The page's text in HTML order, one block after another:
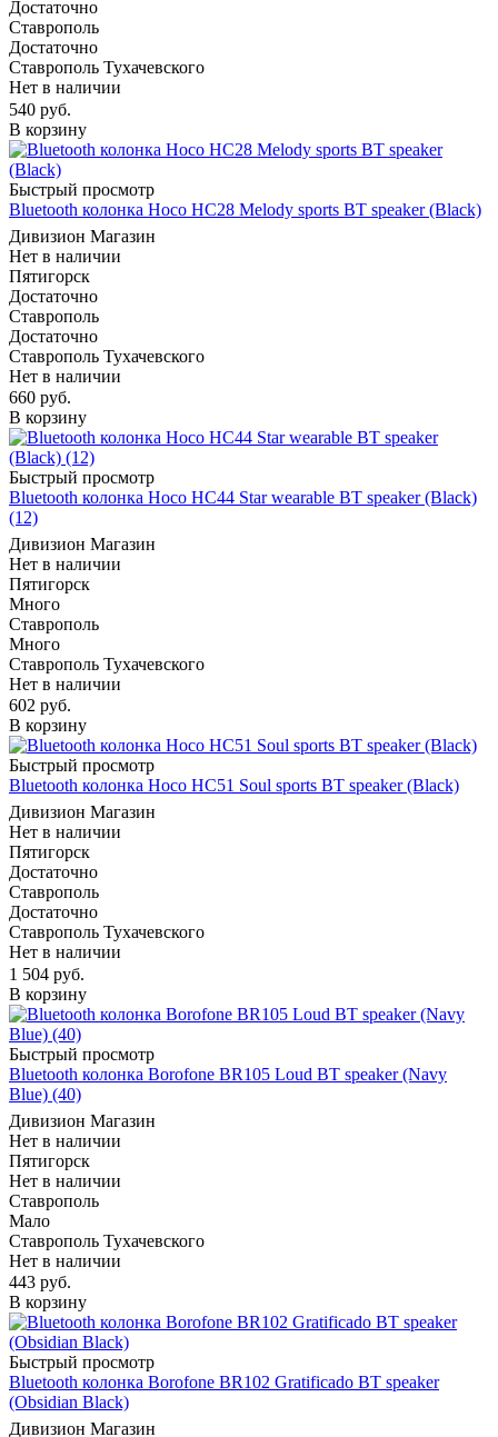
Достаточно
Ставрополь
Достаточно
Ставрополь Тухачевского
Нет в наличии
540 руб.
В корзину
Быстрый просмотр
Bluetooth колонка Hoco HC28 Melody sports BT speaker (Black)
Дивизион Магазин
Нет в наличии
Пятигорск
Достаточно
Ставрополь
Достаточно
Ставрополь Тухачевского
Нет в наличии
660 руб.
В корзину
Быстрый просмотр
Bluetooth колонка Hoco HC44 Star wearable BT speaker (Black)
(12)
Дивизион Магазин
Нет в наличии
Пятигорск
Много
Ставрополь
Много
Ставрополь Тухачевского
Нет в наличии
602 руб.
В корзину
Быстрый просмотр
Bluetooth колонка Hoco HC51 Soul sports BT speaker (Black)
Дивизион Магазин
Нет в наличии
Пятигорск
Достаточно
Ставрополь
Достаточно
Ставрополь Тухачевского
Нет в наличии
1 504 руб.
В корзину
Быстрый просмотр
Bluetooth колонка Borofone BR105 Loud BT speaker (Navy
Blue) (40)
Дивизион Магазин
Нет в наличии
Пятигорск
Нет в наличии
Ставрополь
Мало
Ставрополь Тухачевского
Нет в наличии
443 руб.
В корзину
Быстрый просмотр
Bluetooth колонка Borofone BR102 Gratificado BT speaker
(Obsidian Black)
Дивизион Магазин